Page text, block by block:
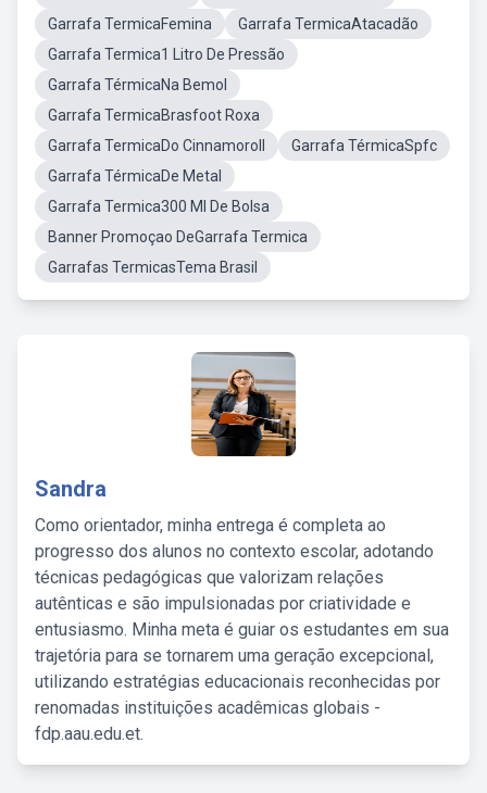
Garrafa TermicaFemina
Garrafa TermicaAtacadão
Garrafa Termica1 Litro De Pressão
Garrafa TérmicaNa Bemol
Garrafa TermicaBrasfoot Roxa
Garrafa TermicaDo Cinnamoroll
Garrafa TérmicaSpfc
Garrafa TérmicaDe Metal
Garrafa Termica300 Ml De Bolsa
Banner Promoçao DeGarrafa Termica
Garrafas TermicasTema Brasil
Sandra
Como orientador, minha entrega é completa ao
progresso dos alunos no contexto escolar, adotando
técnicas pedagógicas que valorizam relações
autênticas e são impulsionadas por criatividade e
entusiasmo. Minha meta é guiar os estudantes em sua
trajetória para se tornarem uma geração excepcional,
utilizando estratégias educacionais reconhecidas por
renomadas instituições acadêmicas globais -
fdp.aau.edu.et.